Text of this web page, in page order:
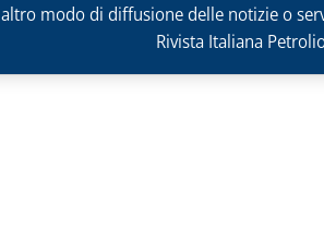
altro modo di diffusione delle notizie o
Rivista Italiana